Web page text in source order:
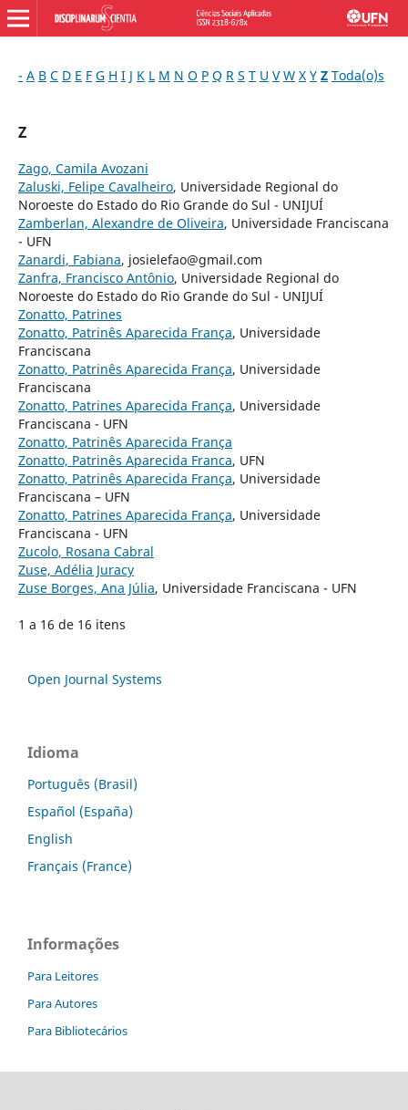
- A B C D E F G H I J K L M N O P Q R S T U V W X Y Z Toda(o)s
Z
Zago, Camila Avozani
Zaluski, Felipe Cavalheiro, Universidade Regional do
Noroeste do Estado do Rio Grande do Sul - UNIJUÍ
Zamberlan, Alexandre de Oliveira, Universidade Franciscana
- UFN
Zanardi, Fabiana, josielefao@gmail.com
Zanfra, Francisco Antônio, Universidade Regional do
Noroeste do Estado do Rio Grande do Sul - UNIJUÍ
Zonatto, Patrines
Zonatto, Patrinês Aparecida França, Universidade
Franciscana
Zonatto, Patrinês Aparecida França, Universidade
Franciscana
Zonatto, Patrines Aparecida França, Universidade
Franciscana - UFN
Zonatto, Patrinês Aparecida França
Zonatto, Patrinês Aparecida Franca, UFN
Zonatto, Patrinês Aparecida França, Universidade
Franciscana – UFN
Zonatto, Patrines Aparecida França, Universidade
Franciscana - UFN
Zucolo, Rosana Cabral
Zuse, Adélia Juracy
Zuse Borges, Ana Júlia, Universidade Franciscana - UFN
1 a 16 de 16 itens
Open Journal Systems
Idioma
Português (Brasil)
Español (España)
English
Français (France)
Informações
Para Leitores
Para Autores
Para Bibliotecários